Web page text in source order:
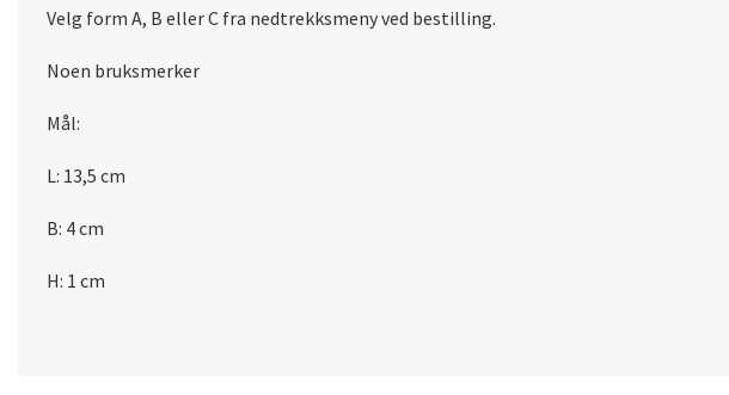
Velg form A, B eller C fra nedtrekksmeny ved bestilling.
Noen bruksmerker
Mål:
L: 13,5 cm
B: 4 cm
H: 1 cm